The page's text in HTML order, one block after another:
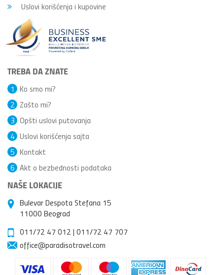
Uslovi korišćenja i kupovine
TREBA DA ZNATE
Ko smo mi?
1
Zašto mi?
2
Opšti uslovi putovanja
3
Uslovi korišćenja sajta
4
Kontakt
5
Akt o bezbednosti podataka
6
NAŠE LOKACIJE
Bulevar Despota Stefana 15
11000 Beograd
011/72 47 012 | 011/72 47 707
office@paradisotravel.com